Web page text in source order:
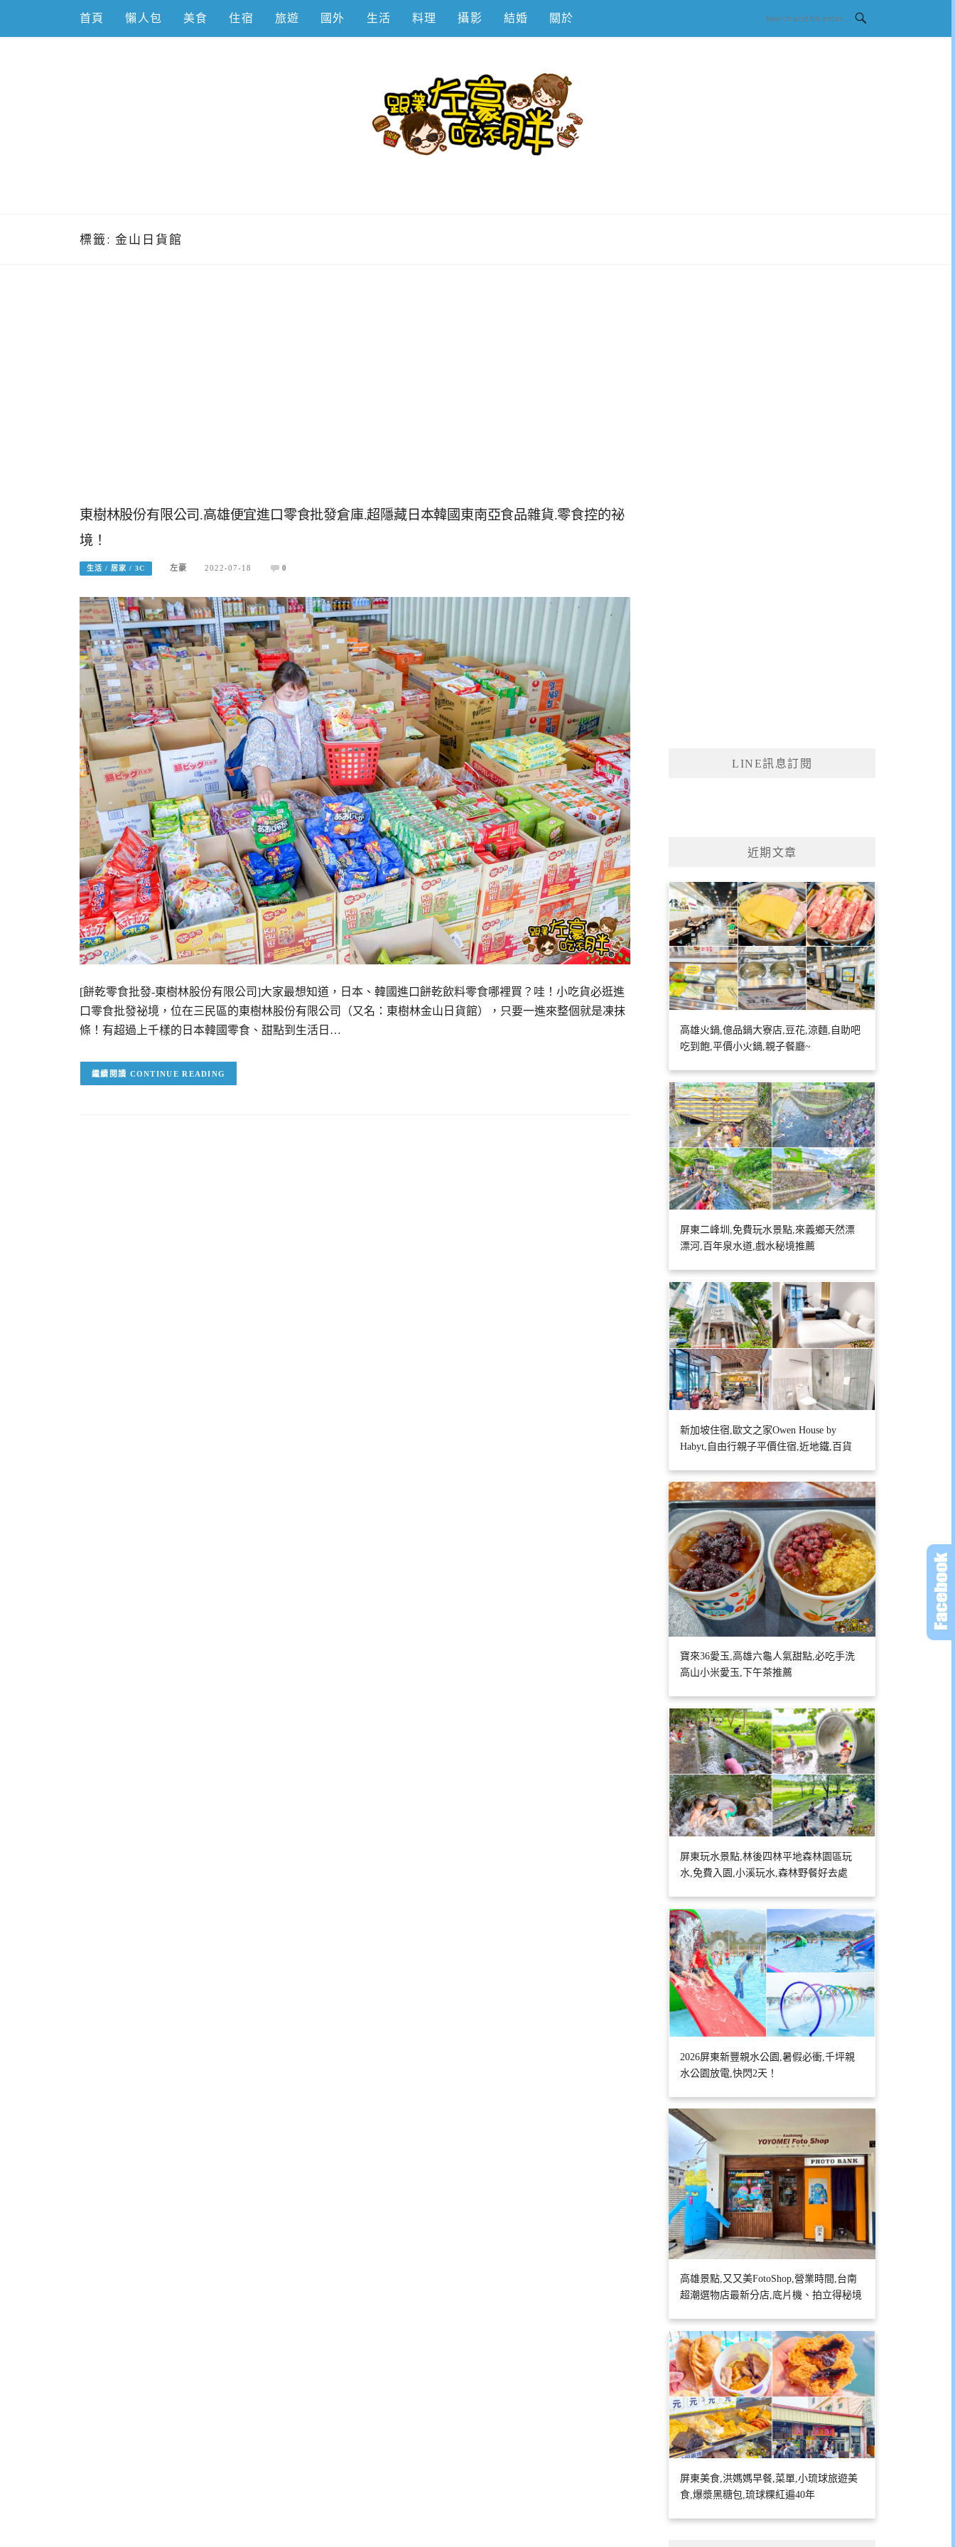
content
首頁 懶人包 美食 住宿 旅遊 國外 生活 料理 攝影 結婚 關於
標籤: 金山日貨館
東樹林股份有限公司.高雄便宜進口零食批發倉庫.超隱藏日本韓國東南亞食品雜貨.零食控的祕
境！
生活 / 居家 / 3C 左豪 2022-07-18 0
[餅乾零食批發-東樹林股份有限公司]大家最想知道，日本、韓國進口餅乾飲料零食哪裡買？哇！小吃貨必逛進
口零食批發祕境，位在三民區的東樹林股份有限公司（又名：東樹林金山日貨館），只要一進來整個就是凍抹
條！有超過上千樣的日本韓國零食、甜點到生活日…
CONTINUE READING
LINE訊息訂閱
近期文章
高雄火鍋,億品鍋大寮店,豆花,涼麵,自助吧
吃到飽,平價小火鍋,親子餐廳~
屏東二峰圳,免費玩水景點,來義鄉天然漂
漂河,百年泉水道,戲水秘境推薦
新加坡住宿,歐文之家Owen House by
Habyt,自由行親子平價住宿,近地鐵,百貨
寶來36愛玉,高雄六龜人氣甜點,必吃手洗
高山小米愛玉,下午茶推薦
屏東玩水景點,林後四林平地森林園區玩
水,免費入園,小溪玩水,森林野餐好去處
2026屏東新豐親水公園,暑假必衝,千坪親
水公園放電,快閃2天！
高雄景點,又又美FotoShop,營業時間,台南
超潮選物店最新分店,底片機、拍立得秘境
屏東美食,洪媽媽早餐,菜單,小琉球旅遊美
食,爆漿黑糖包,琉球粿紅遍40年